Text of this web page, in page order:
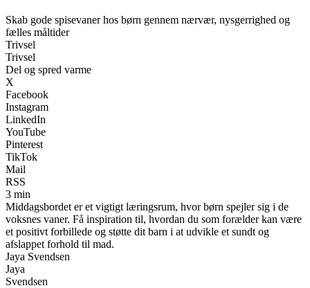
Skab gode spisevaner hos børn gennem nærvær, nysgerrighed og
fælles måltider
Trivsel
Trivsel
Del og spred varme
X
Facebook
Instagram
LinkedIn
YouTube
Pinterest
TikTok
Mail
RSS
3 min
Middagsbordet er et vigtigt læringsrum, hvor børn spejler sig i de
voksnes vaner. Få inspiration til, hvordan du som forælder kan være
et positivt forbillede og støtte dit barn i at udvikle et sundt og
afslappet forhold til mad.
Jaya Svendsen
Jaya
Svendsen